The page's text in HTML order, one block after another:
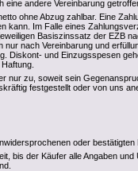
andere Vereinbarung
ohne Abzug zahlbar. Eine
kann. Im Falle eines
Basiszinssatz der EZB
nach Vereinbarung und
Diskont- und Einzugsspesen
nur zu, soweit sein
festgestellt oder von uns
oder bestätigten
bis der Käufer alle Angaben